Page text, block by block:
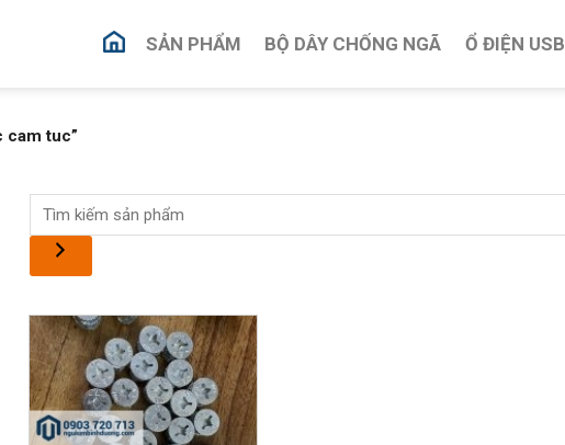
SẢN PHẨM BỘ DÂY CHỐNG NGÃ Ổ ĐIỆN USB
cam tuc”